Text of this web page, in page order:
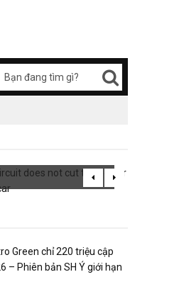
off circuit does
Green chỉ 220 triệu cập
– Phiên bản SH Ý giới hạn